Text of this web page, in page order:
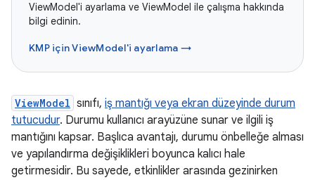
ViewModel'i ayarlama ve ViewModel ile çalışma hakkında
bilgi edinin.
KMP için ViewModel'i ayarlama →
ViewModel sınıfı, iş mantığı veya ekran düzeyinde durum
tutucudur. Durumu kullanıcı arayüzüne sunar ve ilgili iş
mantığını kapsar. Başlıca avantajı, durumu önbelleğe alması
ve yapılandırma değişiklikleri boyunca kalıcı hale
getirmesidir. Bu sayede, etkinlikler arasında gezinirken